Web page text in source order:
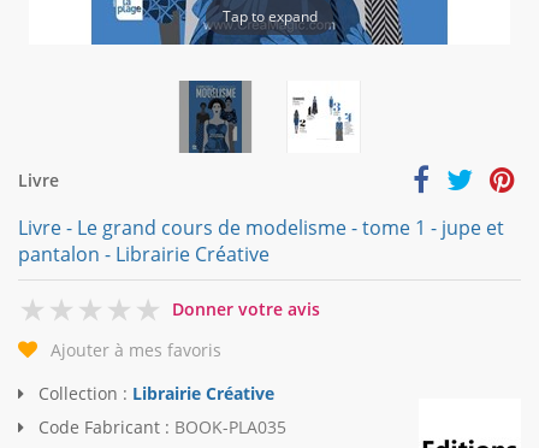
Tap to expand
Livre
Livre - Le grand cours de modelisme - tome 1 - jupe et
pantalon - Librairie Créative
0
Donner votre avis
Ajouter à mes favoris
Collection : Librairie Créative
Code Fabricant : BOOK-PLA035